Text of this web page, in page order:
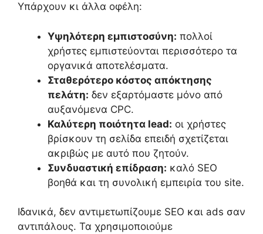
Υπάρχουν κι άλλα οφέλη:
Υψηλότερη εμπιστοσύνη: πολλοί
χρήστες εμπιστεύονται περισσότερο τα
οργανικά αποτελέσματα.
Σταθερότερο κόστος απόκτησης
πελάτη: δεν εξαρτόμαστε μόνο από
αυξανόμενα CPC.
Καλύτερη ποιότητα lead: οι χρήστες
βρίσκουν τη σελίδα επειδή σχετίζεται
ακριβώς με αυτό που ζητούν.
Συνδυαστική επίδραση: καλό SEO
βοηθά και τη συνολική εμπειρία του site.
Ιδανικά, δεν αντιμετωπίζουμε SEO και ads σαν
αντιπάλους. Τα χρησιμοποιούμε